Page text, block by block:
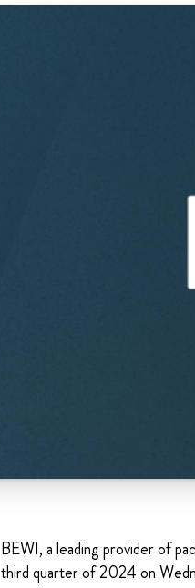
BEWI, a leading provider of
third quarter of 2024 on